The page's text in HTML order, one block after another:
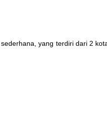
yang terdiri dari 2